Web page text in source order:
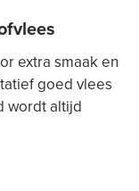
extra smaak en
goed vlees
wordt altijd